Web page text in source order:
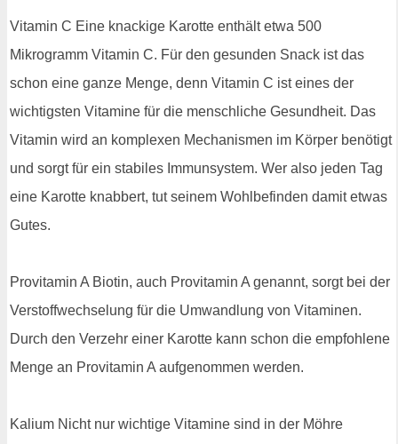
Vitamin C Eine knackige Karotte enthält etwa 500
Mikrogramm Vitamin C. Für den gesunden Snack ist das
schon eine ganze Menge, denn Vitamin C ist eines der
wichtigsten Vitamine für die menschliche Gesundheit. Das
Vitamin wird an komplexen Mechanismen im Körper benötigt
und sorgt für ein stabiles Immunsystem. Wer also jeden Tag
eine Karotte knabbert, tut seinem Wohlbefinden damit etwas
Gutes.
Provitamin A Biotin, auch Provitamin A genannt, sorgt bei der
Verstoffwechselung für die Umwandlung von Vitaminen.
Durch den Verzehr einer Karotte kann schon die empfohlene
Menge an Provitamin A aufgenommen werden.
Kalium Nicht nur wichtige Vitamine sind in der Möhre